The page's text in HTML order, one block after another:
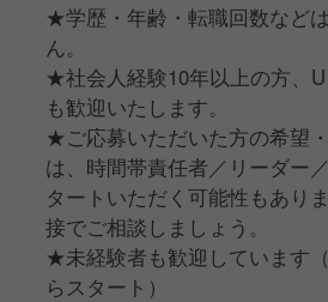
★学歴・年齢・転職回数など
ん。
★社会人経験10年以上の方、
も歓迎いたします。
★ご応募いただいた方の希望
は、時間帯責任者／リーダー
タートいただく可能性もあり
接でご相談しましょう。
★未経験者も歓迎しています
らスタート）